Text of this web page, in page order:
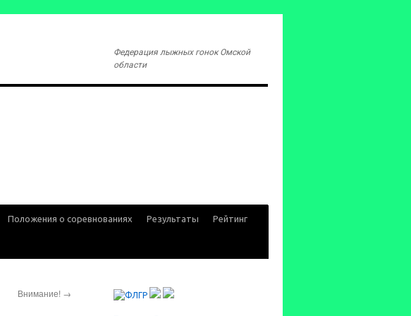
Федерация лыжных гонок Омской
области
Положения о соревнованиях Результаты Рейтинг
Внимание! →